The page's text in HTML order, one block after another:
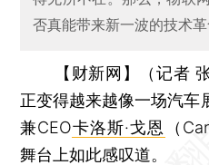
否真能带来新一波的技术革
【财新网】（记者
正变得越来越像一场汽车
兼CEO卡洛斯·戈恩
（
舞台上如此感叹道。